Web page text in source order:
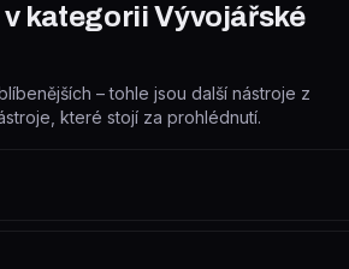
kategorii Vývojářské
– tohle jsou další nástroje z
které stojí za prohlédnutí.